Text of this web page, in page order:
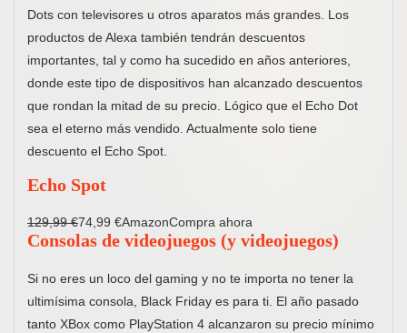
Dots con televisores u otros aparatos más grandes. Los
productos de Alexa también tendrán descuentos
importantes, tal y como ha sucedido en años anteriores,
donde este tipo de dispositivos han alcanzado descuentos
que rondan la mitad de su precio. Lógico que el Echo Dot
sea el eterno más vendido. Actualmente solo tiene
descuento el Echo Spot.
Echo Spot
129,99 €74,99 €AmazonCompra ahora
Consolas de videojuegos (y videojuegos)
Si no eres un loco del gaming y no te importa no tener la
ultimísima consola, Black Friday es para ti. El año pasado
tanto XBox como PlayStation 4 alcanzaron su precio mínimo